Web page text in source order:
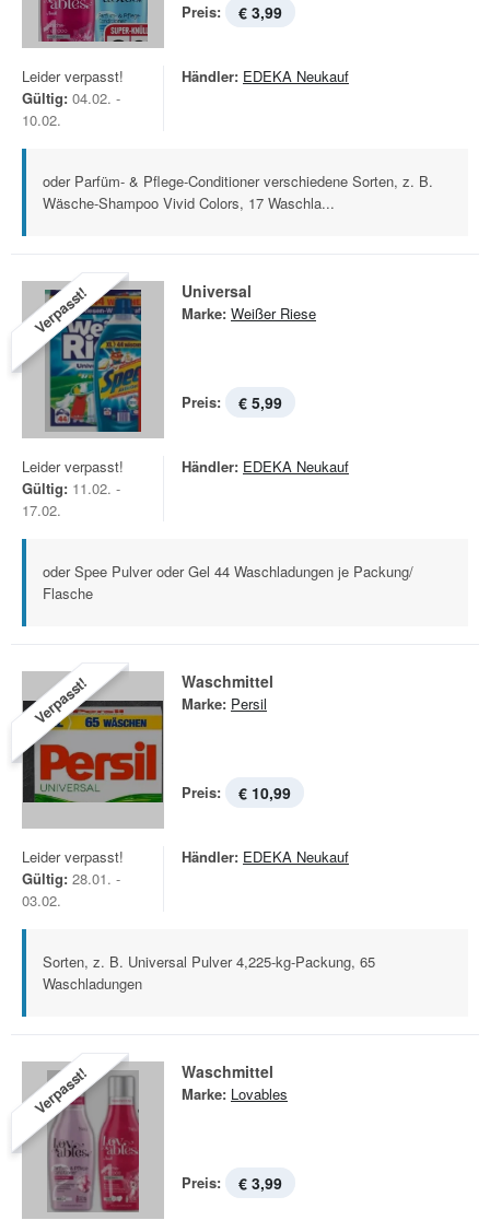
Preis: € 3,99
Leider verpasst!
Gültig: 04.02. -
10.02.
Händler: EDEKA Neukauf
oder Parfüm- & Pflege-Conditioner verschiedene Sorten, z. B.
Wäsche-Shampoo Vivid Colors, 17 Waschla...
Verpasst! Universal
Marke: Weißer Riese
Preis: € 5,99
Leider verpasst!
Gültig: 11.02. -
17.02.
Händler: EDEKA Neukauf
oder Spee Pulver oder Gel 44 Waschladungen je Packung/
Flasche
Verpasst! Waschmittel
Marke: Persil
Preis: € 10,99
Leider verpasst!
Gültig: 28.01. -
03.02.
Händler: EDEKA Neukauf
Sorten, z. B. Universal Pulver 4,225-kg-Packung, 65
Waschladungen
Verpasst! Waschmittel
Marke: Lovables
Preis: € 3,99